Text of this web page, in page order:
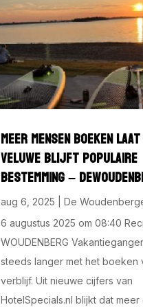
MEER MENSEN BOEKEN
VELUWE BLIJFT POPULAIRE
BESTEMMING –
aug 6, 2025
De
6 augustus 2025 om 08:40
WOUDENBERG
steeds langer met het boeken
verblijf. Uit nieuwe cijfers van
HotelSpecials.nl blijkt dat meer